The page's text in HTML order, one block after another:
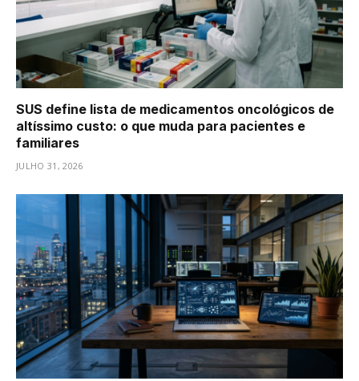
SUS define lista de medicamentos oncológicos de
altíssimo custo: o que muda para pacientes e
familiares
JULHO 31, 2026